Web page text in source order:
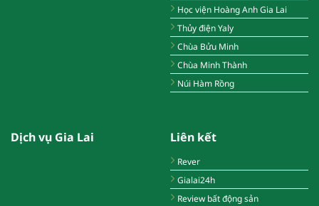
Học viện Hoàng Anh Gia Lai
Thủy điện Yaly
Chùa Bửu Minh
Chùa Minh Thành
Núi Hàm Rồng
Dịch vụ Gia Lai Liên kết
Rever
Gialai24h
Review bất động sản